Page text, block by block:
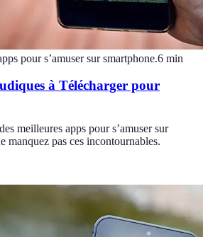
pour s’amuser sur smartphone.6 min
à Télécharger pour
meilleures apps pour s’amuser sur
manquez pas ces incontournables.